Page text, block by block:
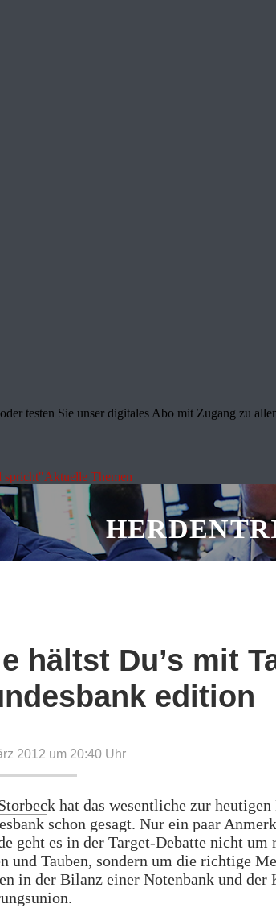
testen Sie unser digitales Abo mit Zugang zu
spricht"Aktuelle Themen
hältst Du’s mit
edition
2012 um 20:40 Uhr
k hat das wesentliche zur
schon gesagt. Nur ein paar
geht es in der Target-Debatte nicht um
und Tauben, sondern um die richtige
in der Bilanz einer Notenbank und der